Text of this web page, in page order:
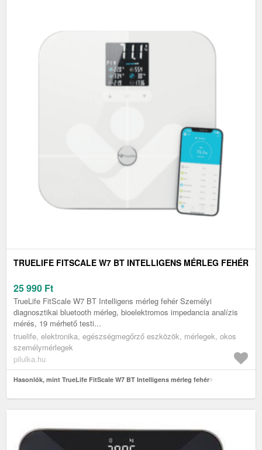
TRUELIFE FITSCALE W7 BT INTELLIGENS MÉRLEG FEHÉR
25 990 Ft
TrueLife FitScale W7 BT Intelligens mérleg fehér Személyi
diagnosztikai bluetooth mérleg, bioelektromos impedancia analízis
mérés, 19 mérhető testi...
truelife, elektronika, egészségmegőrző eszközök, mérlegek, okos
személymérlegek
pilulka.hu
Hasonlók, mint TrueLife FitScale W7 BT Intelligens mérleg fehér